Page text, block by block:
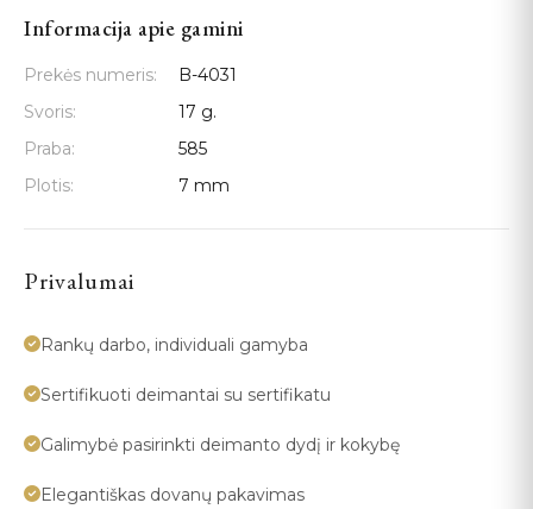
Informacija apie gamini
Prekės numeris:
B-4031
Svoris:
17 g.
Praba:
585
Plotis:
7 mm
Privalumai
Rankų darbo, individuali gamyba
Sertifikuoti deimantai su sertifikatu
Galimybė pasirinkti deimanto dydį ir kokybę
Elegantiškas dovanų pakavimas